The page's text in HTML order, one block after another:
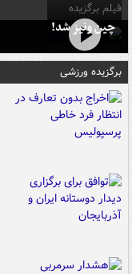
فیلم برگزیده
چین ونیز شد!
برگزیده ورزشی